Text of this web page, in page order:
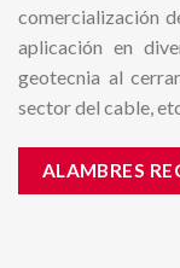
comercialización
aplicación en
geotecnia al
sector del cable,
ALAMBRES